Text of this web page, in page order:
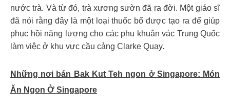
nước trà. Và từ đó, trà xương sườn đã ra đời. Một giáo sĩ
đã nói rằng đây là một loại thuốc bổ được tạo ra để giúp
phục hồi năng lượng cho các phu khuân vác Trung Quốc
làm việc ở khu vực cầu cảng Clarke Quay.
Những nơi bán Bak Kut Teh ngon ở Singapore: Món
Ăn Ngon Ở Singapore